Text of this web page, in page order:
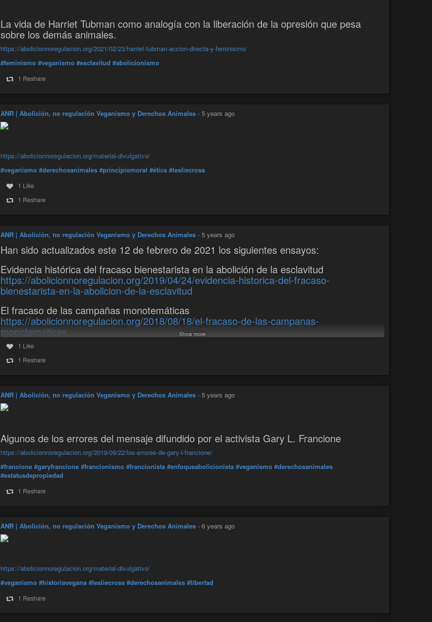
La vida de Harriet Tubman como analogía con la liberación de la opresión que pesa
sobre los demás animales.
https://abolicionnoregulacion.org/2021/02/23/harriet-tubman-accion-directa-y-feminismo/
#feminismo #veganismo #esclavitud #abolicionismo
1 Reshare
ANR | Abolición, no regulación Veganismo y Derechos Animales - 5 years ago
https://abolicionnoregulacion.org/material-divulgativo/
#veganismo #derechosanimales #principiomoral #ética #lesliecross
1 Like
1 Reshare
ANR | Abolición, no regulación Veganismo y Derechos Animales - 5 years ago
Han sido actualizados este 12 de febrero de 2021 los siguientes ensayos:
Evidencia histórica del fracaso bienestarista en la abolición de la esclavitud
https://abolicionnoregulacion.org/2019/04/24/evidencia-historica-del-fracaso-
bienestarista-en-la-abolicion-de-la-esclavitud
El fracaso de las campañas monotemáticas
https://abolicionnoregulacion.org/2018/08/18/el-fracaso-de-las-campanas-
monotematicas
Bienestarismo y el doble adoctrinamiento especista
https://abolicionnoregulacion.org/2018/08/18/bienestarismo-el-doble-adoctrinamiento-
Y el PDF:https://abolicionnoregulacion.org/wp-
content/uploads/rebelionantiesclavistas.pdf
Show more
1 Like
1 Reshare
ANR | Abolición, no regulación Veganismo y Derechos Animales - 5 years ago
Algunos de los errores del mensaje difundido por el activista Gary L. Francione
https://abolicionnoregulacion.org/2019/09/22/los-errores-de-gary-l-francione/
#francione #garyfrancione #francionismo #francionista #enfoqueabolicionista #veganismo #derechosanimales
#estatusdepropiedad
1 Reshare
ANR | Abolición, no regulación Veganismo y Derechos Animales - 6 years ago
https://abolicionnoregulacion.org/material-divulgativo/
#veganismo #historiavegana #lesliecross #derechosanimales #libertad
1 Reshare